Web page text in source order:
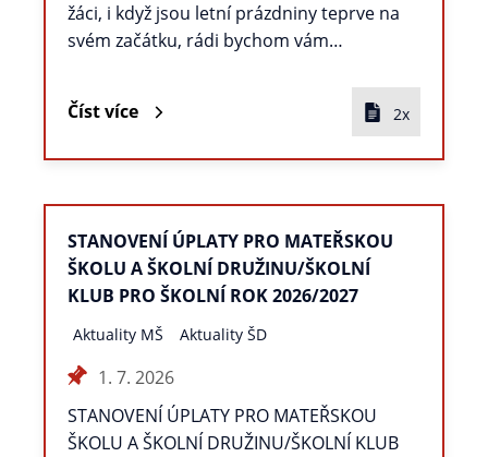
žáci, i když jsou letní prázdniny teprve na
svém začátku, rádi bychom vám…
Číst více 2x
STANOVENÍ ÚPLATY PRO MATEŘSKOU
ŠKOLU A ŠKOLNÍ DRUŽINU/ŠKOLNÍ
KLUB PRO ŠKOLNÍ ROK 2026/2027
Aktuality MŠ Aktuality ŠD
1. 7. 2026
STANOVENÍ ÚPLATY PRO MATEŘSKOU
ŠKOLU A ŠKOLNÍ DRUŽINU/ŠKOLNÍ KLUB